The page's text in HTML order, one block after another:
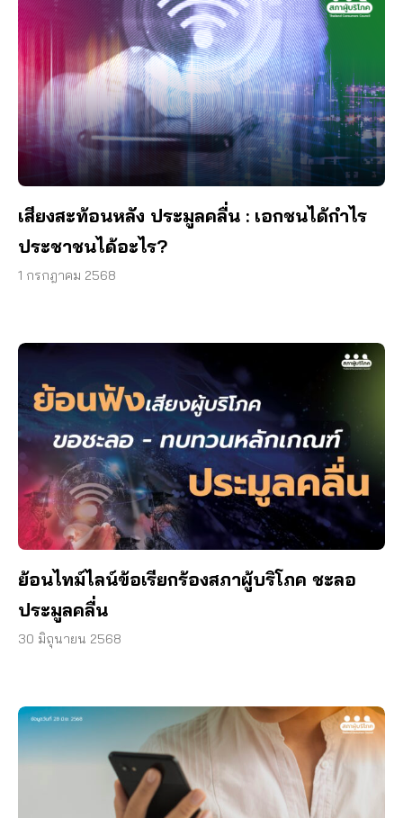
เสียงสะท้อนหลัง ประมูลคลื่น : เอกชนได้กำไร
ประชาชนได้อะไร?
1 กรกฎาคม 2568
ย้อนไทม์ไลน์ข้อเรียกร้องสภาผู้บริโภค ชะลอ
ประมูลคลื่น
30 มิถุนายน 2568